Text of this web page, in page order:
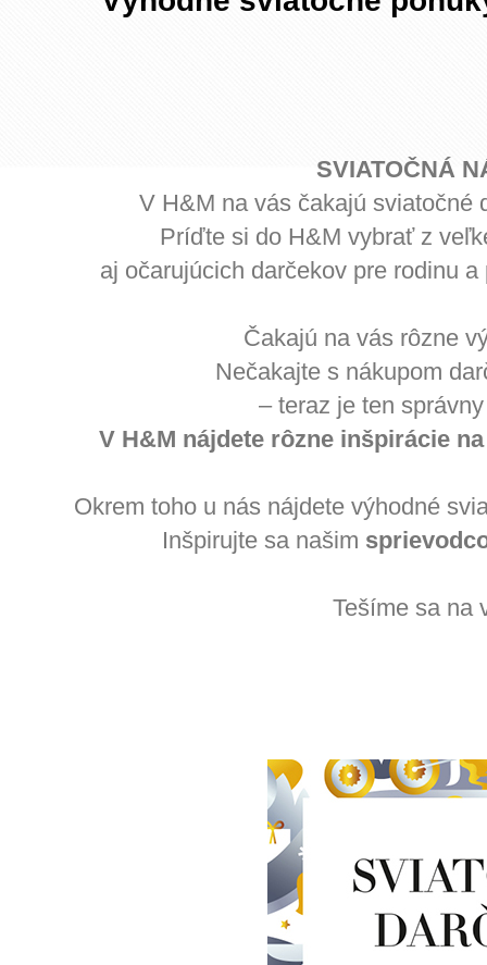
SVIATOČNÁ
V H&M na vás čakajú sviatočné
Príďte si do H&M vybrať z
aj očarujúcich darčekov pre rodinu
Čakajú na vás rôzne
Nečakajte s nákupom
– teraz je ten
V H&M nájdete rôzne inšpirácie
Okrem toho u nás nájdete výhodné
Inšpirujte sa našim
Tešíme sa na